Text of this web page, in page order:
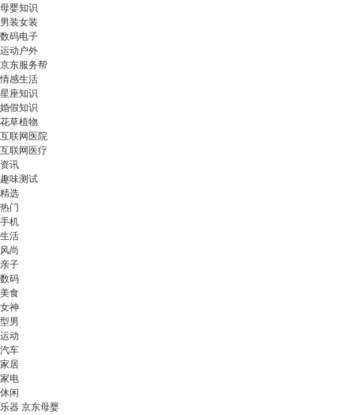
母婴知识
男装女装
数码电子
运动户外
京东服务帮
情感生活
星座知识
婚假知识
花草植物
互联网医院
互联网医疗
资讯
趣味测试
精选
热门
手机
生活
风尚
亲子
数码
美食
女神
型男
运动
汽车
家居
家电
休闲
乐器 京东母婴